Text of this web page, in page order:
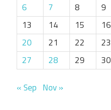
6
7 8 9
13
14 15 16
20
21 22 23
27
28 29 30
« Sep Nov »